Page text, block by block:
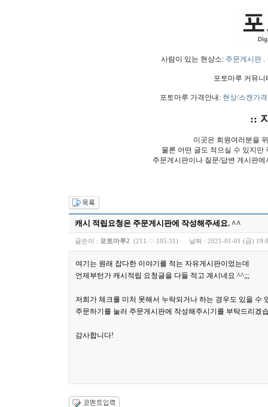
사람이 있는 현상소: 주문게시판.
포토마루 커뮤
포토마루 가격안내: 현상/스캔가격
::
이곳은 회원여러분을
물론 어떤 글도 적으실 수 있지만
주문게시판이나 질문/답변 게시판
캐시 적립요청은 주문게시판에 작성해주세요. ^^
글쓴이 : 포토마루2 (211.♡.105.31) 날짜 : 2021-01-01 (금)
여기는 원래 잡다한 이야기를 적는 자유게시판이었는데
언제부턴가 캐시적립 요청글을 다들 적고 계시네요 ^^;;;
저희가 체크를 미처 못해서 누락되거나 하는 경우도 있을 수
주문하기를 눌러 주문게시판에 작성해주시기를 부탁드리겠
감사합니다!